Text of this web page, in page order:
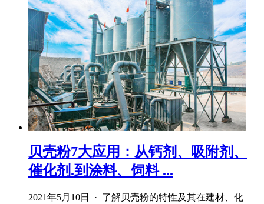
贝壳粉7大应用：从钙剂、吸附剂、
催化剂.到涂料、饲料 ...
2021年5月10日 · 了解贝壳粉的特性及其在建材、化